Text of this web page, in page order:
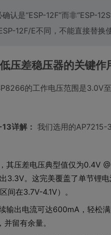
认是“ESP-12F”而非“ESP-
12F/E不同，不能直接替换
压差稳压器的关键作
的工作电压范围是3.0V
详解： 我们选用的AP7215-
其压差电压典型值仅为0.4V
3.3V。这完美覆盖了单节锂
间在3.7V-4.1V）。
输出电流可达600mA，轻松
留有余量。